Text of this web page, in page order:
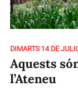
DIMARTS 14 DE
Aquests
l’Ateneu